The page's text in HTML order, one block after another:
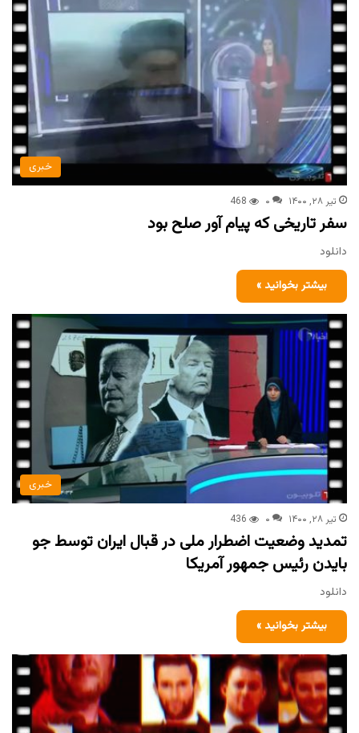
خبری
تیر ۲۸, ۱۴۰۰ ۰ 468
سفر تاریخی که پیام آور صلح بود
دانلود
بیشتر بخوانید »
خبری
تیر ۲۸, ۱۴۰۰ ۰ 436
تمدید وضعیت اضطرار ملی در قبال ایران توسط جو
بایدن رئیس جمهور آمریکا
دانلود
بیشتر بخوانید »